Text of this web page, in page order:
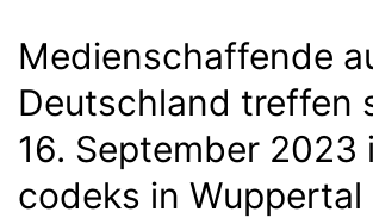
Medienschaffende
Deutschland treffen
16. September 2023
codeks in Wuppertal